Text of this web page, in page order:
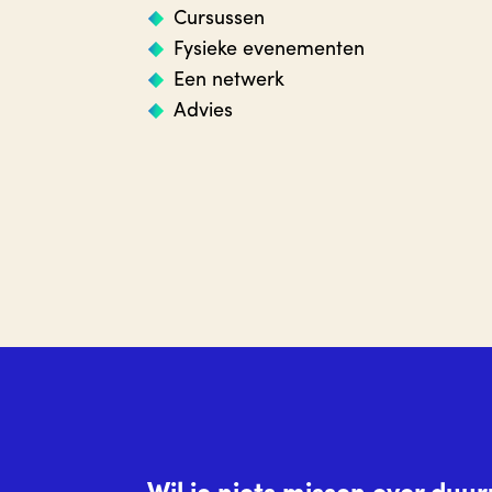
Cursussen
Fysieke evenementen
Een netwerk
Advies